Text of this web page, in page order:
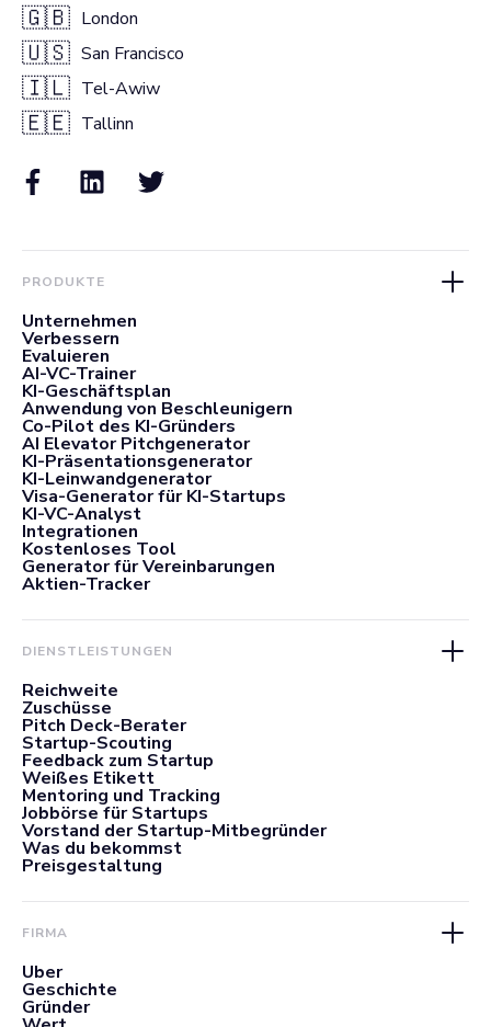
🇬🇧 London
🇺🇸 San Francisco
🇮🇱 Tel-Awiw
🇪🇪 Tallinn
PRODUKTE
Unternehmen
Verbessern
Evaluieren
AI-VC-Trainer
KI-Geschäftsplan
Anwendung von Beschleunigern
Co-Pilot des KI-Gründers
AI Elevator Pitchgenerator
KI-Präsentationsgenerator
KI-Leinwandgenerator
Visa-Generator für KI-Startups
KI-VC-Analyst
Integrationen
Kostenloses Tool
Generator für Vereinbarungen
Aktien-Tracker
DIENSTLEISTUNGEN
Reichweite
Zuschüsse
Pitch Deck-Berater
Startup-Scouting
Feedback zum Startup
Weißes Etikett
Mentoring und Tracking
Jobbörse für Startups
Vorstand der Startup-Mitbegründer
Was du bekommst
Preisgestaltung
FIRMA
Über
Geschichte
Gründer